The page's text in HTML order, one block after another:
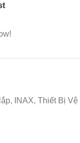
INAX, Thiết Bị Vệ